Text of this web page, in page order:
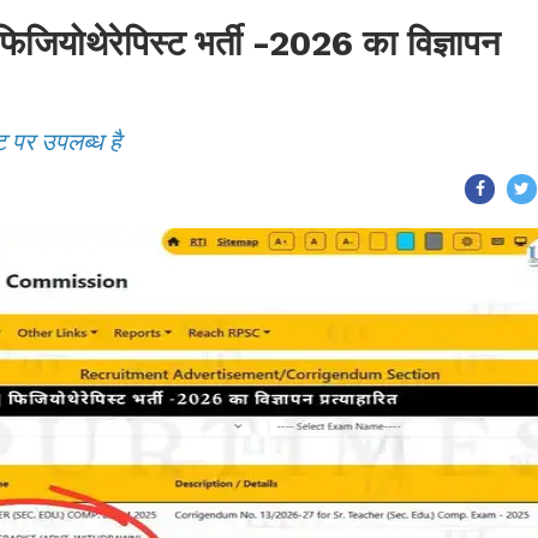
भर्ती -2026 का विज्ञापन
पर उपलब्ध है